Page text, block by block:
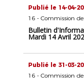
Publié le 14-04-
Bulletin
Mardi 14 Avril
Publié le 31-03-